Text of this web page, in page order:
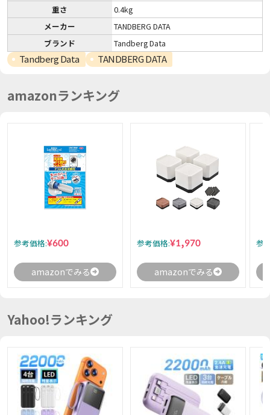
重さ
0.4kg
メーカー
TANDBERG DATA
ブランド
Tandberg Data
Tandberg Data TANDBERG DATA
amazonランキング
参考価格:¥600
amazonでみる
参考価格:¥1,970
amazonでみる
参
Yahoo!ランキング